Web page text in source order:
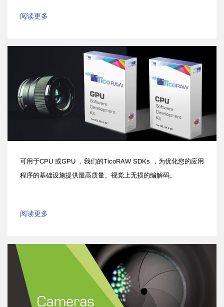
阅读更多
可用于CPU 或GPU ，我们的TicoRAW SDKs ，为优化您的应用
程序的基础设施提供最高质量、视觉上无损的编解码。
阅读更多